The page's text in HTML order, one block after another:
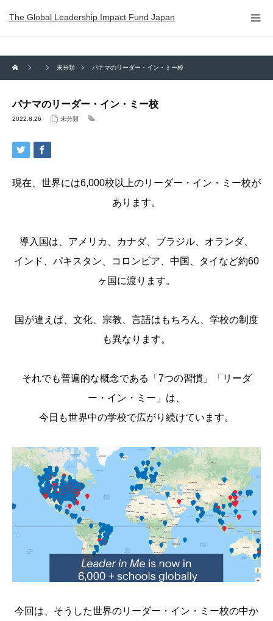
The Global Leadership Impact Fund Japan
未分類 パナマのリーダー・イン・ミー校
パナマのリーダー・イン・ミー校
2022.8.26 未分類
現在、世界には6,000校以上のリーダー・イン・ミー校が
あります。
導入国は、アメリカ、カナダ、ブラジル、オランダ、
インド、パキスタン、コロンビア、中国、タイなど約60
ヶ国に渡ります。
国が違えば、文化、宗教、言語はもちろん、学校の制度
も異なります。
それでも普遍的な概念である「7つの習慣」「リーダ
ー・イン・ミー」は、
今日も世界中の学校で広がり続けています。
今回は、そうした世界のリーダー・イン・ミー校の中か